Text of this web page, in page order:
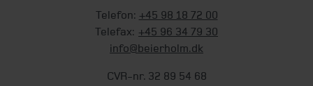
Telefon: +45 98 18 72 00
Telefax: +45 96 34 79 30
info@beierholm.dk
CVR-nr. 32 89 54 68